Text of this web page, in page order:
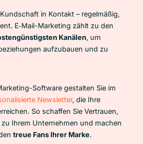
in Kontakt – regelmäßig,
E‑Mail-Marketing zählt zu den
Kanälen, um
aufzubauen und zu
Software gestalten Sie im
Newsletter, die Ihre
So schaffen Sie Vertrauen,
Ihrem Unternehmen und machen
treue Fans Ihrer Marke.